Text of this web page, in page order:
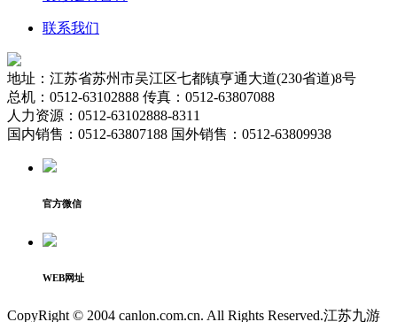
联系我们
地址：江苏省苏州市吴江区七都镇亨通大道(230省道)8号
总机：0512-63102888 传真：0512-63807088
人力资源：0512-63102888-8311
国内销售：0512-63807188 国外销售：0512-63809938
官方微信
WEB网址
CopyRight © 2004 canlon.com.cn. All Rights Reserved.江苏九游